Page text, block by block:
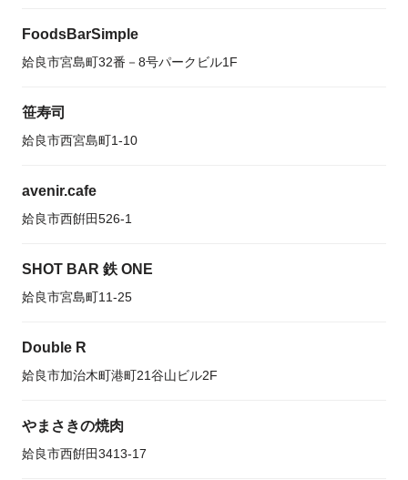
FoodsBarSimple
姶良市宮島町32番－8号パークビル1F
笹寿司
姶良市西宮島町1-10
avenir.cafe
姶良市西餠田526-1
SHOT BAR 鉄 ONE
姶良市宮島町11-25
Double R
姶良市加治木町港町21谷山ビル2F
やまさきの焼肉
姶良市西餠田3413-17